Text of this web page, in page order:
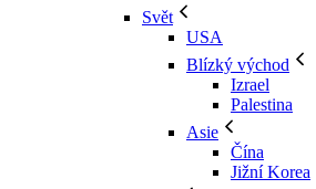
Svět
USA
Blízký východ
Izrael
Palestina
Asie
Čína
Jižní Korea